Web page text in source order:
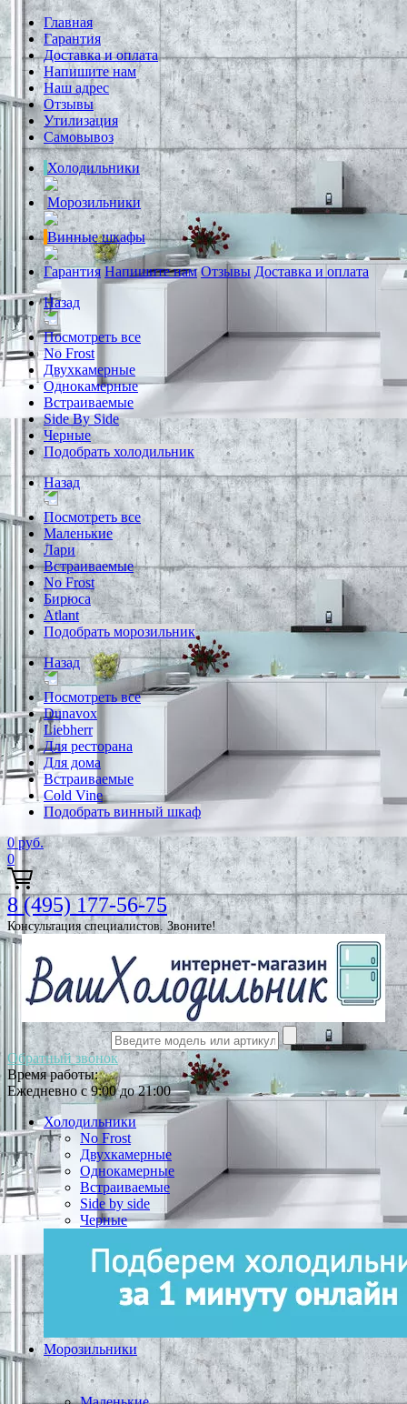
Главная
Гарантия
Доставка и оплата
Напишите нам
Наш адрес
Отзывы
Утилизация
Самовывоз
Холодильники
Морозильники
Винные шкафы
Гарантия Напишите нам Отзывы Доставка и оплата
Назад
Посмотреть все
No Frost
Двухкамерные
Однокамерные
Встраиваемые
Side By Side
Черные
Подобрать холодильник
Назад
Посмотреть все
Маленькие
Лари
Встраиваемые
No Frost
Бирюса
Atlant
Подобрать морозильник
Назад
Посмотреть все
Dunavox
Liebherr
Для ресторана
Для дома
Встраиваемые
Cold Vine
Подобрать винный шкаф
0 руб.
0
8 (495) 177-56-75
Консультация специалистов. Звоните!
Обратный звонок
Время работы:
Ежедневно с 9:00 до 21:00
Холодильники
No Frost
Двухкамерные
Однокамерные
Встраиваемые
Side by side
Черные
Морозильники